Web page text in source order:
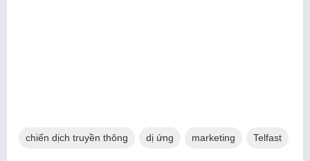
chiến dịch truyền thông dị ứng marketing Telfast